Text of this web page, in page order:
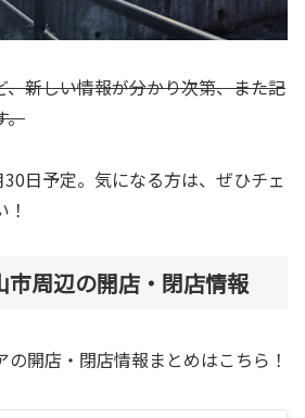
、新しい情報が分かり次第、また記
。
日予定。気になる方は、ぜひチェ
市周辺の開店・閉店情報
開店・閉店情報まとめはこちら！